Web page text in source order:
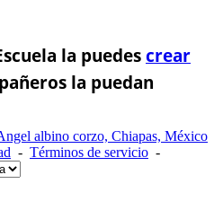
la puedescrear
la puedan
- Términos de servicio -